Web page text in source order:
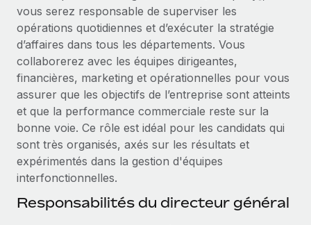
matière de conformité
Gestion des appareils
Achetez et suivez vos équipements informatiques
dans le monde entier
Création d’entité
Établissez des entités rapidement et en toute
conformité
Mobilité et déménagement international
Organisez facilement le déménagement de vos
EOR et PEO
Gestion des freelances
Taxes
Explorer le blog
Mises à jour des produits de Remote :
Intégrations Gusto et Xero et Gestion des
freelances Plus
vous serez responsable de superviser les
opérations quotidiennes et d’exécuter la stratégie
d’affaires dans tous les départements. Vous
collaborerez avec les équipes dirigeantes,
financières, marketing et opérationnelles pour vous
assurer que les objectifs de l’entreprise sont atteints
et que la performance commerciale reste sur la
bonne voie. Ce rôle est idéal pour les candidats qui
sont très organisés, axés sur les résultats et
expérimentés dans la gestion d'équipes
interfonctionnelles.
Responsabilités du directeur général